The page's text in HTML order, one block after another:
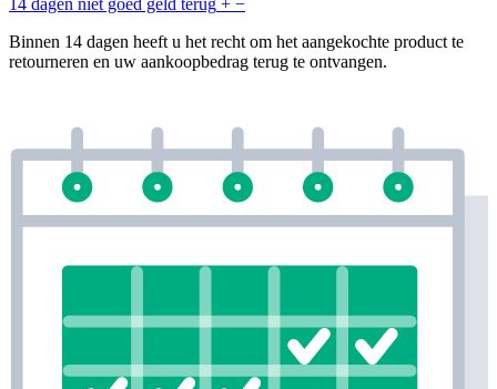
14 dagen niet goed geld terug + −
Binnen 14 dagen heeft u het recht om het aangekochte product te
retourneren en uw aankoopbedrag terug te ontvangen.